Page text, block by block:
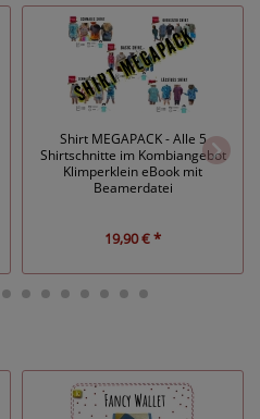
Shirt MEGAPACK - Alle 5
Shirtschnitte im Kombiangebot
Klimperklein eBook mit
Beamerdatei
19,90 € *